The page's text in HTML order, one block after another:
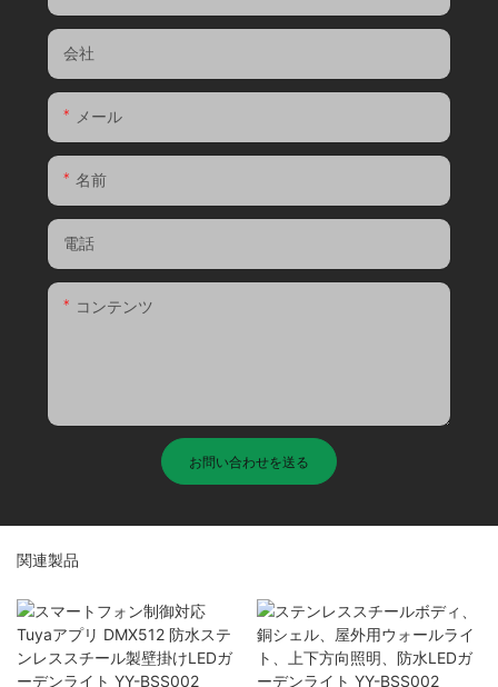
会社
メール
名前
電話
コンテンツ
お問い合わせを送る
関連製品